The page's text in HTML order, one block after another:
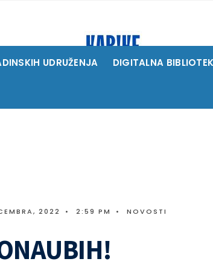
UDRUŽENJA DIGITALNA
2022 • 2:59 PM • NOVOSTI